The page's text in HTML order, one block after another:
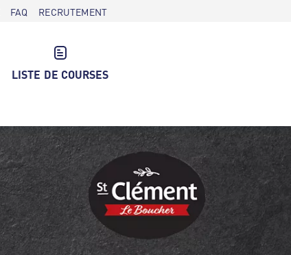
FAQ RECRUTEMENT
LISTE DE COURSES